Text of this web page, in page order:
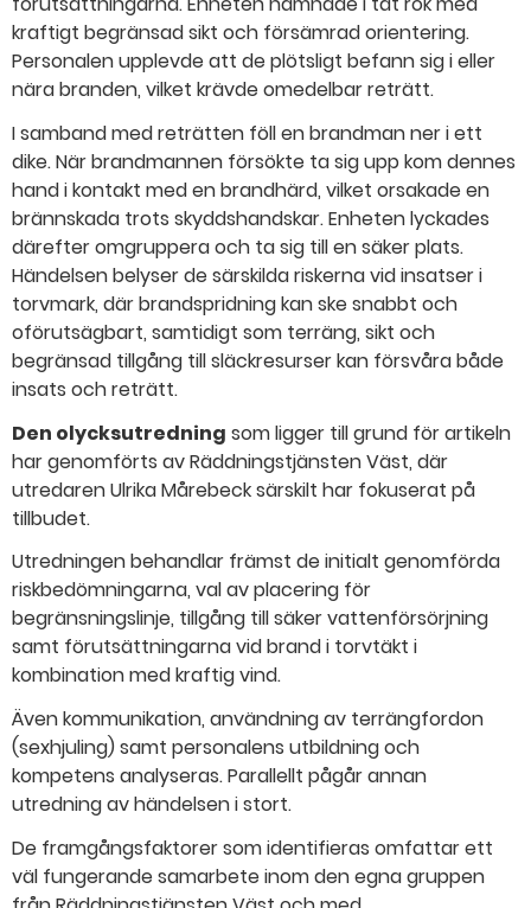
kraftigt begränsad sikt och försämrad orientering.
Personalen upplevde att de plötsligt befann sig i eller
nära branden, vilket krävde omedelbar reträtt.
I samband med reträtten föll en brandman ner i ett
dike. När brandmannen försökte ta sig upp kom dennes
hand i kontakt med en brandhärd, vilket orsakade en
brännskada trots skyddshandskar. Enheten lyckades
därefter omgruppera och ta sig till en säker plats.
Händelsen belyser de särskilda riskerna vid insatser i
torvmark, där brandspridning kan ske snabbt och
oförutsägbart, samtidigt som terräng, sikt och
begränsad tillgång till släckresurser kan försvåra både
insats och reträtt.
Den olycksutredning som ligger till grund för artikeln
har genomförts av Räddningstjänsten Väst, där
utredaren Ulrika Mårebeck särskilt har fokuserat på
tillbudet.
Utredningen behandlar främst de initialt genomförda
riskbedömningarna, val av placering för
begränsningslinje, tillgång till säker vattenförsörjning
samt förutsättningarna vid brand i torvtäkt i
kombination med kraftig vind.
Även kommunikation, användning av terrängfordon
(sexhjuling) samt personalens utbildning och
kompetens analyseras. Parallellt pågår annan
utredning av händelsen i stort.
De framgångsfaktorer som identifieras omfattar ett
väl fungerande samarbete inom den egna gruppen